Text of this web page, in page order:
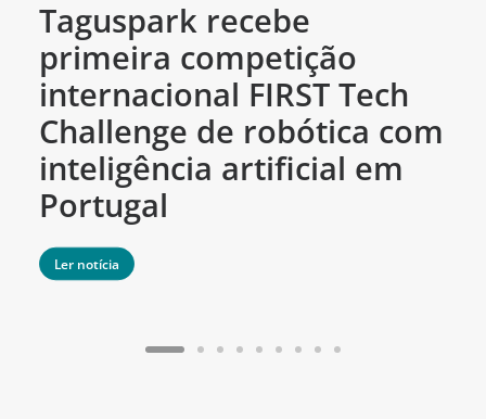
Taguspark recebe
primeira competição
internacional FIRST Tech
Challenge de robótica com
inteligência artificial em
Portugal
Ler notícia